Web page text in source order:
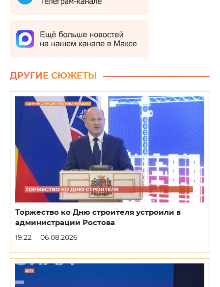
ДРУГИЕ СЮЖЕТЫ
Торжество ко Дню строителя устроили в
администрации Ростова
19:22 06.08.2026